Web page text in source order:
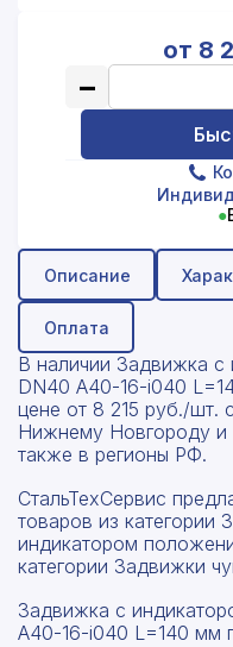
от 8
−
●
Описание
Оплата
В наличии Задвижка с
DN40 A40-16-i040
цене от 8 215 руб./шт.
Нижнему Новгороду и
также в регионы РФ.
СтальТехСервис
товаров из
индикатором
категории Задвижки
Задвижка с
A40-16-i040 L=140 мм